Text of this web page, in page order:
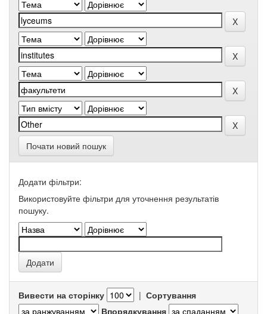
Почати новий пошук
Додати фільтри:
Використовуйте фільтри для уточнення результатів
пошуку.
Вивести на сторінку | Сортування
Впорядкування